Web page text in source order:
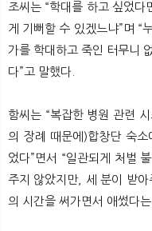
조씨는 “학대를 하고 싶었다
게 기뻐할 수 있겠느냐”며 “
가를 학대하고 죽인 터무니
다”고 말했다.
함씨는 “복잡한 병원 관련
의 장례 때문에)합창단 숙소
었다”면서 “일관되게 처벌
주지 않았지만, 세 분이 받
의 시간을 써가면서 애썼다